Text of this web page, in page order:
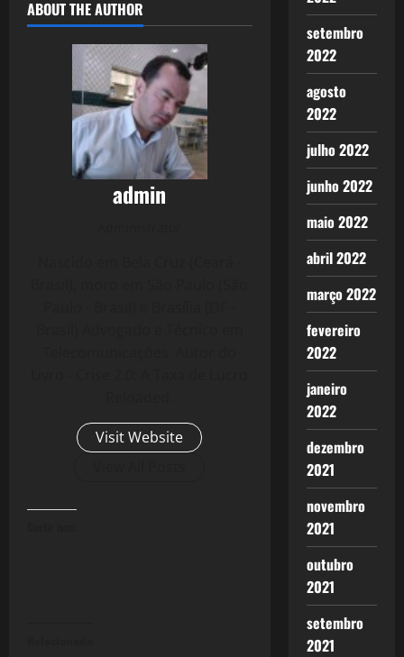
ABOUT THE AUTHOR
admin
Visit Website
setembro
2022
agosto
2022
julho 2022
junho 2022
maio 2022
abril 2022
março 2022
fevereiro
2022
janeiro
2022
dezembro
2021
novembro
2021
outubro
2021
setembro
2021